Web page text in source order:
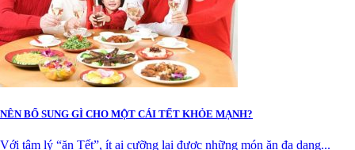
NÊN BỔ SUNG GÌ CHO MỘT CÁI TẾT KHỎE MẠNH?
Với tâm lý “ăn Tết”, ít ai cưỡng lại được những món ăn đa dạng...